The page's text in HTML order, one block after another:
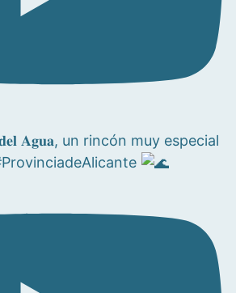
𝐝𝐞𝐥 𝐀𝐠𝐮𝐚, un rincón muy especial